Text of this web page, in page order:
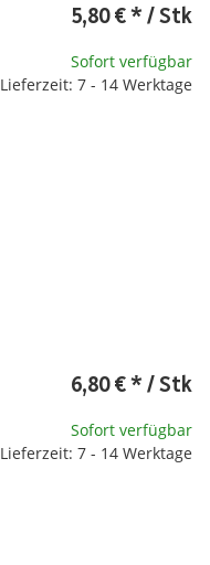
5,80 €* / Stk
Sofort verfügbar
Lieferzeit: 7 - 14 Werktage
6,80 €* / Stk
Sofort verfügbar
Lieferzeit: 7 - 14 Werktage